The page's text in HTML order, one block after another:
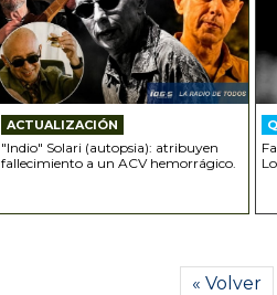
ACTUALIZACIÓN
"Indio" Solari (autopsia): atribuyen
fallecimiento a un ACV hemorrágico.
« Volver